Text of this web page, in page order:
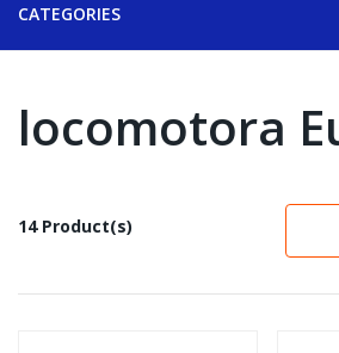
CATEGORIES
locomotora
14 Product(s)